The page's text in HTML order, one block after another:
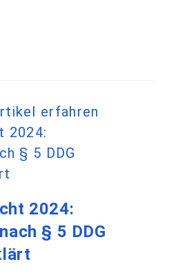
2024:
§ 5 DDG